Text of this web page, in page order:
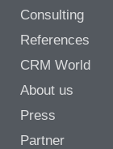
Consulting
References
CRM World
About us
Press
Partner